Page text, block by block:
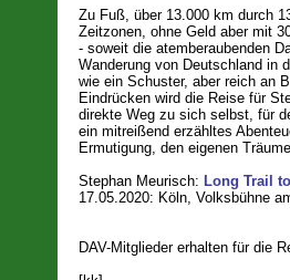
Zu Fuß, über 13.000 km durch
Zeitzonen, ohne Geld aber mit
- soweit die atemberaubenden
Wanderung von Deutschland in
wie ein Schuster, aber reich an
Eindrücken wird die Reise für
direkte Weg zu sich selbst, für
ein mitreißend erzähltes
Ermutigung, den eigenen
Stephan Meurisch: Long Trail
17.05.2020: Köln, Volksbühne
DAV-Mitglieder erhalten für die